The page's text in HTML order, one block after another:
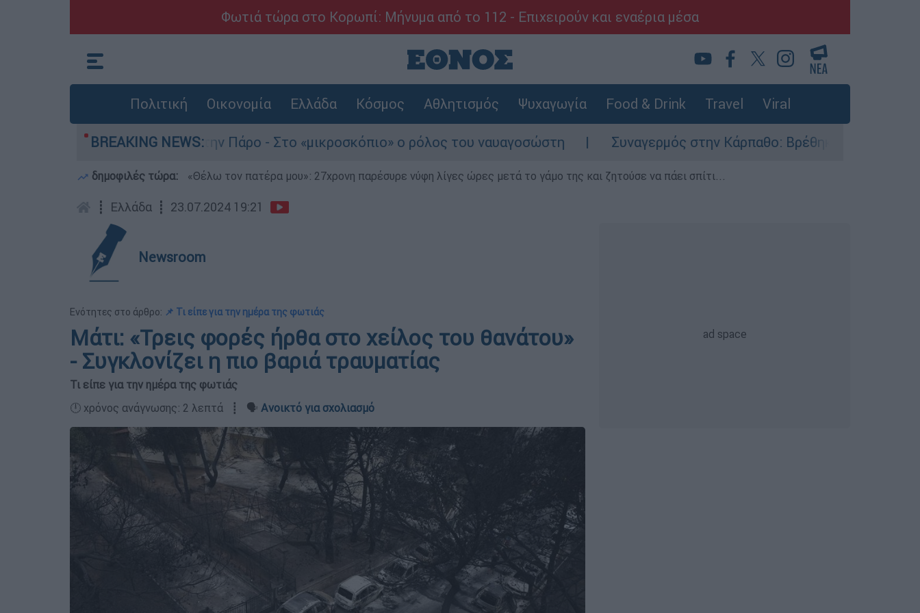
Φωτιά τώρα στο Κορωπί: Μήνυμα από το 112 - Επιχειρούν και εναέρια μέσα
Πολιτική Οικονομία Ελλάδα Κόσμος Αθλητισμός Ψυχαγωγία Food & Drink Travel Viral
BREAKING NEWS:
του 4χρονου στην Πάρο - Στο «μικροσκόπιο» ο ρόλος του ναυαγοσώστη Συναγερμός στην Κάρπαθο: Βρέθηκαν παλιά πυρομαχικά
δημοφιλές τώρα: «Θέλω τον πατέρα μου»: 27χρονη παρέσυρε νύφη λίγες ώρες μετά το γάμο της και ζητούσε να πάει σπίτι...
┋ Ελλάδα ┋ 23.07.2024 19:21
Newsroom
Ενότητες στο άρθρο: 📌 Τι είπε για την ημέρα της φωτιάς
Μάτι: «Τρεις φορές ήρθα στο χείλος του θανάτου»
- Συγκλονίζει η πιο βαριά τραυματίας
Τι είπε για την ημέρα της φωτιάς
🕛 χρόνος ανάγνωσης: 2 λεπτά ┋ 🗣️ Ανοικτό για σχολιασμό